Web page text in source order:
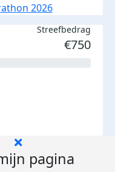
2026
Streefbedrag
€750
pagina